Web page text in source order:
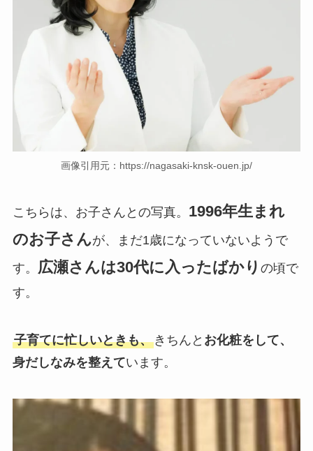
画像引用元：https://nagasaki-knsk-ouen.jp/
こちらは、お子さんとの写真。 1996年生まれ
のお子さんが、まだ1歳になっていないようで
す。 広瀬さんは30代に入ったばかり の頃で
す。
子育てに忙しいときも、きちんと お化粧をして、
身だしなみを整えています。